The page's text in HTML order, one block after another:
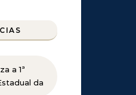
a 1ª
da